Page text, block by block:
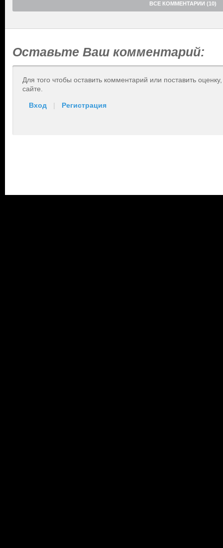
ВСЕ КОММЕНТАРИИ (10)
Оставьте Ваш комментарий:
Для того чтобы оставить комментарий или поставить
сайте.
Вход | Регистрация